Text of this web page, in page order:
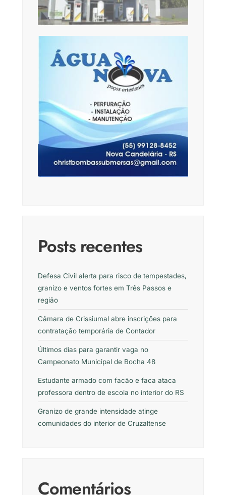
Posts recentes
Defesa Civil alerta para risco de tempestades,
granizo e ventos fortes em Três Passos e
região
Câmara de Crissiumal abre inscrições para
contratação temporária de Contador
Últimos dias para garantir vaga no
Campeonato Municipal de Bocha 48
Estudante armado com facão e faca ataca
professora dentro de escola no interior do RS
Granizo de grande intensidade atinge
comunidades do interior de Cruzaltense
Comentários